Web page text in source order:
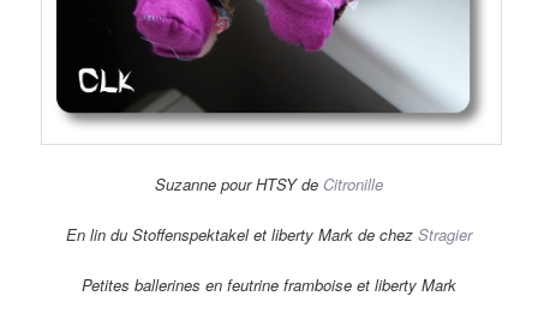
Suzanne pour HTSY de Citronille
En lin du Stoffenspektakel et liberty Mark de chez Stragier
Petites ballerines en feutrine framboise et liberty Mark